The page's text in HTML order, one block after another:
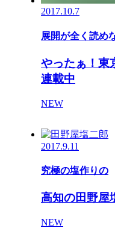
2017.10.7
展開が全く読め
やったぁ！東
連載中
NEW
2017.9.11
究極の塩作りの
高知の田野屋
NEW